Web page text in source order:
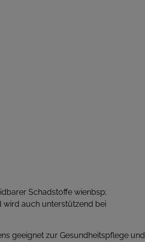
Schadstoffe wienbsp;
wird auch unterstützend bei
geeignet zur Gesundheitspflege und